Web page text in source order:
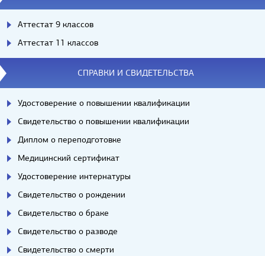
Аттестат 9 классов
Аттестат 11 классов
СПРАВКИ И СВИДЕТЕЛЬСТВА
Удостоверение о повышении квалификации
Свидетельство о повышении квалификации
Диплом о переподготовке
Медицинский сертификат
Удостоверение интернатуры
Свидетельство о рождении
Свидетельство о браке
Свидетельство о разводе
Свидетельство о смерти